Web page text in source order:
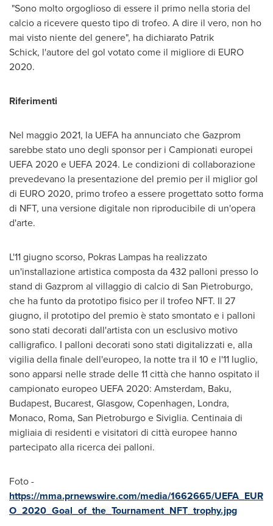
"Sono molto orgoglioso di essere il primo nella storia del
calcio a ricevere questo tipo di trofeo. A dire il vero, non ho
mai visto niente del genere", ha dichiarato Patrik
Schick, l'autore del gol votato come il migliore di EURO
2020.
Riferimenti
Nel maggio 2021, la UEFA ha annunciato che Gazprom
sarebbe stato uno degli sponsor per i Campionati europei
UEFA 2020 e UEFA 2024. Le condizioni di collaborazione
prevedevano la presentazione del premio per il miglior gol
di EURO 2020, primo trofeo a essere progettato sotto forma
di NFT, una versione digitale non riproducibile di un'opera
d'arte.
L'11 giugno scorso, Pokras Lampas ha realizzato
un'installazione artistica composta da 432 palloni presso lo
stand di Gazprom al villaggio di calcio di San Pietroburgo,
che ha funto da prototipo fisico per il trofeo NFT. Il 27
giugno, il prototipo del premio è stato smontato e i palloni
sono stati decorati dall'artista con un esclusivo motivo
calligrafico. I palloni decorati sono stati digitalizzati e, alla
vigilia della finale dell'europeo, la notte tra il 10 e l'11 luglio,
sono apparsi nelle strade delle 11 città che hanno ospitato il
campionato europeo UEFA 2020: Amsterdam, Baku,
Budapest, Bucarest, Glasgow, Copenhagen, Londra,
Monaco, Roma, San Pietroburgo e Siviglia. Centinaia di
migliaia di residenti e visitatori di città europee hanno
partecipato alla ricerca dei palloni.
Foto -
https://mma.prnewswire.com/media/1662665/UEFA_EUR
O_2020_Goal_of_the_Tournament_NFT_trophy.jpg